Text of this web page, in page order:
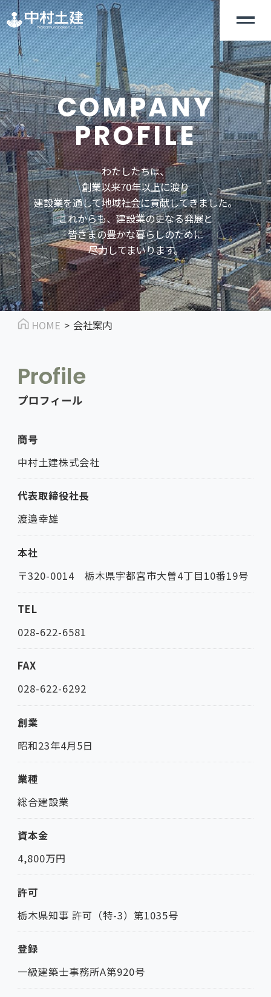
COMPANY
PROFILE
わたしたちは、
創業以来70年以上に渡り
建設業を通して地域社会に貢献してきました。
これからも、建設業の更なる発展と
皆さまの豊かな暮らしのために
尽力してまいります。
HOME 会社案内
Profile
プロフィール
商号
中村土建株式会社
代表取締役社長
渡邉幸雄
本社
〒320-0014 栃木県宇都宮市大曽4丁目10番19号
TEL
028-622-6581
FAX
028-622-6292
創業
昭和23年4月5日
業種
総合建設業
資本金
4,800万円
許可
栃木県知事 許可（特-3）第1035号
登録
一級建築士事務所A第920号